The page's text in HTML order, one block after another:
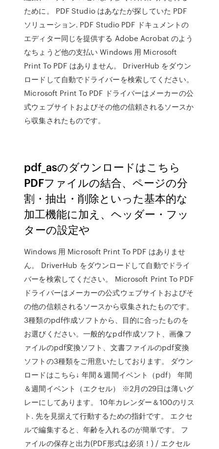
ために。 PDF Studio はあなたが探していた PDF
ソリューション. PDF Studio PDF ドキュメントの
エディター同じを提供する Adobe Acrobat のよう
なちょうど他の支払い Windows 用 Microsoft
Print To PDF はありません。 DriverHub をダウン
ロードして自動でドライバーを検索してください。
Microsoft Print To PDF ドライバーはメーカーの公
式ウェブサイトおよびその他の信頼されるソースか
ら収集されたものです。
pdf_asのダウンロードはこちら
PDFファイルの結合、ページの分
割・抽出・削除といった基本的な
加工機能に加え、ヘッダー・フッ
ターの設定や
Windows 用 Microsoft Print To PDF はありませ
ん。 DriverHub をダウンロードして自動でドライ
バーを検索してください。 Microsoft Print To PDF
ドライバーはメーカーの公式ウェブサイトおよびそ
の他の信頼されるソースから収集されたものです。
3種類のpdf作成ソフトから、目的に合ったものを
お選びください。一般的なpdf作成ソフト、画像フ
ァイルのpdf変換ソフト、文書ファイルのpdf変換
ソフトの3種類をご用意いたしております。 ダウン
ロードはこちら↓ 年間＆週間イベント（pdf） 年間
＆週間イベント（エクセル） ※2月の29日は薄いグ
レーにしてあります。 10年カレンダー＆100のリス
ト. 先を見据えて行動するための指針です。 エクセ
ルで編集すると、年齢を入れるのが簡単です。 フ
ァイルの保存と出力(PDF形式は必須！) / エクセル